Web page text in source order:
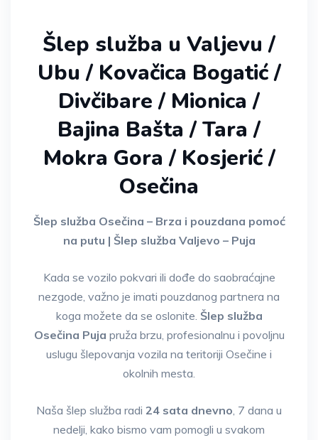
Šlep služba u Valjevu /
Ubu / Kovačica Bogatić /
Divčibare / Mionica /
Bajina Bašta / Tara /
Mokra Gora / Kosjerić /
Osečina
Šlep služba Osečina – Brza i pouzdana pomoć
na putu | Šlep služba Valjevo – Puja
Kada se vozilo pokvari ili dođe do saobraćajne
nezgode, važno je imati pouzdanog partnera na
koga možete da se oslonite. Šlep služba
Osečina Puja pruža brzu, profesionalnu i povoljnu
uslugu šlepovanja vozila na teritoriji Osečine i
okolnih mesta.
Naša šlep služba radi 24 sata dnevno , 7 dana u
nedelji, kako bismo vam pomogli u svakom